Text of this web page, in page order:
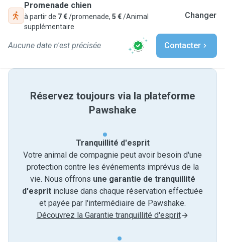
Promenade chien
à partir de 7 €/promenade, 5 €/Animal
supplémentaire
Changer
Aucune date n'est précisée Contacter
Réservez toujours via la plateforme
Pawshake
Tranquillité d'esprit
Votre animal de compagnie peut avoir besoin d'une
protection contre les événements imprévus de la
vie. Nous offrons une garantie de tranquillité
d'esprit incluse dans chaque réservation effectuée
et payée par l'intermédiaire de Pawshake.
Découvrez la Garantie tranquillité d'esprit